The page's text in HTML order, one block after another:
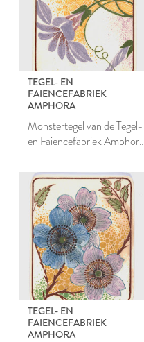
TEGEL- EN
FAIENCEFABRIEK
AMPHORA
Monstertegel van de Tegel-
en Faiencefabriek Amphora
TEGEL- EN
FAIENCEFABRIEK
AMPHORA